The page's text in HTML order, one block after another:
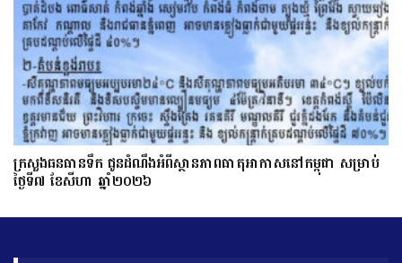
ក្រសួងធនធានទឹក ជូនដំណឹងអំពីស្ថានភាពធាតុអាកាសនៅកម្ពុជា សម្រាប់
ថ្ងៃទី៧ ខែសីហា ឆ្នាំ២០២៦